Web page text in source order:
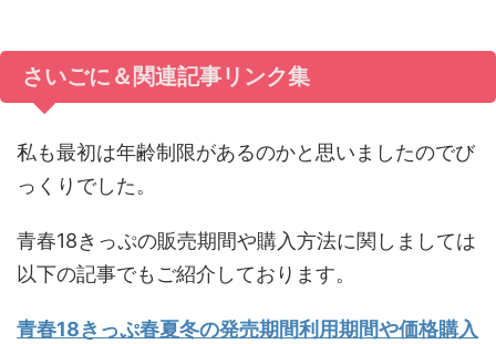
さいごに＆関連記事リンク集
私も最初は年齢制限があるのかと思いましたのでび
っくりでした。
青春18きっぷの販売期間や購入方法に関しましては
以下の記事でもご紹介しております。
青春18きっぷ春夏冬の発売期間利用期間や価格購入